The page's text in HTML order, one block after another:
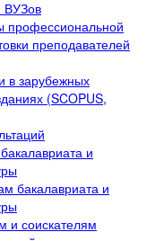
ВУЗов
профессиональной
преподавателей
в зарубежных
(SCOPUS,
и
бакалавриата и
и соискателям